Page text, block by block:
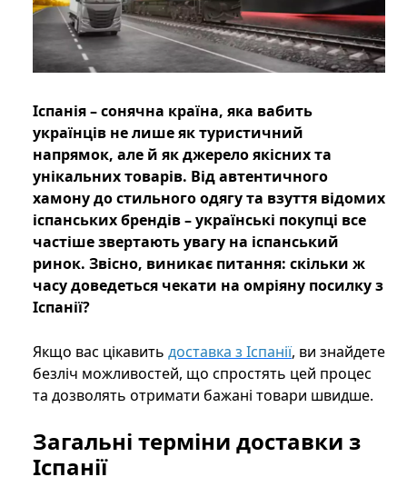
Іспанія – сонячна країна, яка вабить
українців не лише як туристичний
напрямок, але й як джерело якісних та
унікальних товарів. Від автентичного
хамону до стильного одягу та взуття відомих
іспанських брендів – українські покупці все
частіше звертають увагу на іспанський
ринок. Звісно, виникає питання: скільки ж
часу доведеться чекати на омріяну посилку з
Іспанії?
Якщо вас цікавить доставка з Іспанії, ви знайдете
безліч можливостей, що спростять цей процес
та дозволять отримати бажані товари швидше.
Загальні терміни доставки з
Іспанії